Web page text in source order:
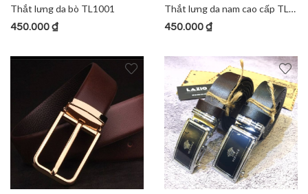
Thắt lưng da bò TL1001
450.000₫
Thắt lưng da nam cao cấp TL1002
450.000₫